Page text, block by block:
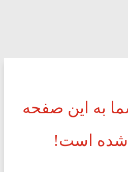
به این صفحه
شده است!